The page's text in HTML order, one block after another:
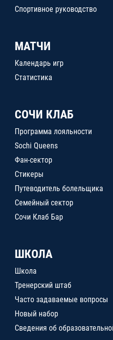
Спортивное руководство
МАТЧИ
Календарь игр
Статистика
СОЧИ КЛАБ
Программа лояльности
Sochi Queens
Фан-сектор
Стикеры
Путеводитель болельщика
Семейный сектор
Сочи Клаб Бар
ШКОЛА
Школа
Тренерский штаб
Часто задаваемые вопросы
Новый набор
Сведения об